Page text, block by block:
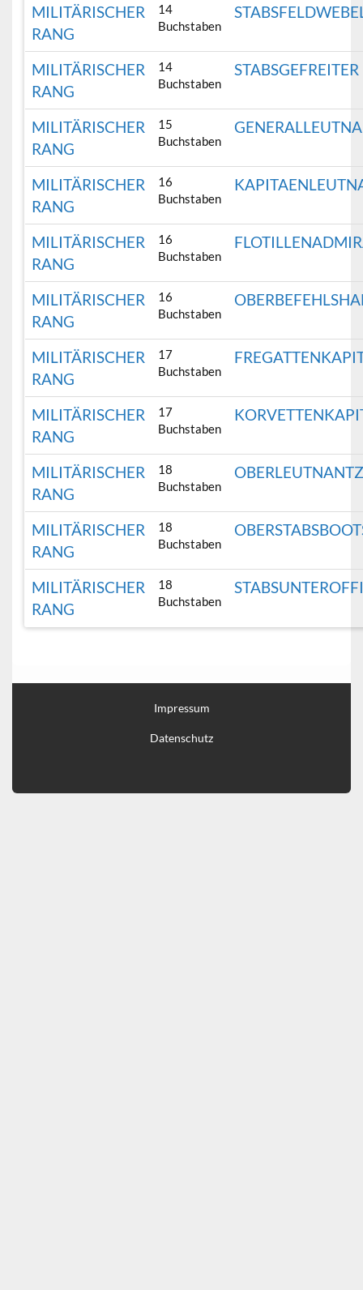
MILITÄRISCHER
RANG
14
Buchstaben
MILITÄRISCHER
RANG
14
Buchstaben
STABSGEFREITER
MILITÄRISCHER
RANG
15
Buchstaben
MILITÄRISCHER
RANG
16
Buchstaben
MILITÄRISCHER
RANG
16
Buchstaben
MILITÄRISCHER
RANG
16
Buchstaben
MILITÄRISCHER
RANG
17
Buchstaben
MILITÄRISCHER
RANG
17
Buchstaben
MILITÄRISCHER
RANG
18
Buchstaben
MILITÄRISCHER
RANG
18
Buchstaben
MILITÄRISCHER
RANG
18
Buchstaben
Impressum
Datenschutz